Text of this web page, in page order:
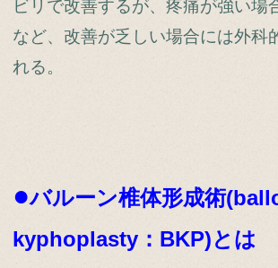
ビリで改善するが、疼痛が強い場
など、改善が乏しい場合には外科
れる。
●バルーン椎体形成術
kyphoplasty：BKP)とは